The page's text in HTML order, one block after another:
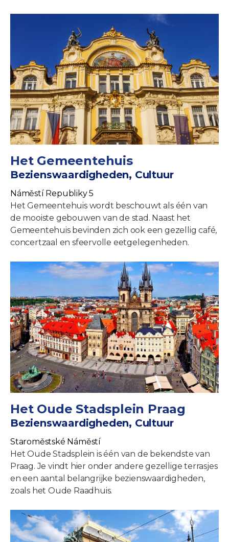
Het Gemeentehuis
Bezienswaardigheden, Cultuur
Náměstí Republiky 5
Het Gemeentehuis wordt beschouwt als één van
de mooiste gebouwen van de stad. Naast het
Gemeentehuis bevinden zich ook een gezellig café,
concertzaal en sfeervolle eetgelegenheden.
Het Oude Stadsplein Praag
Bezienswaardigheden, Cultuur
Staroměstské Náměstí
Het Oude Stadsplein is één van de bekendste van
Praag. Je vindt hier onder andere gezellige terrasjes
en een aantal belangrijke bezienswaardigheden,
zoals het Oude Raadhuis.